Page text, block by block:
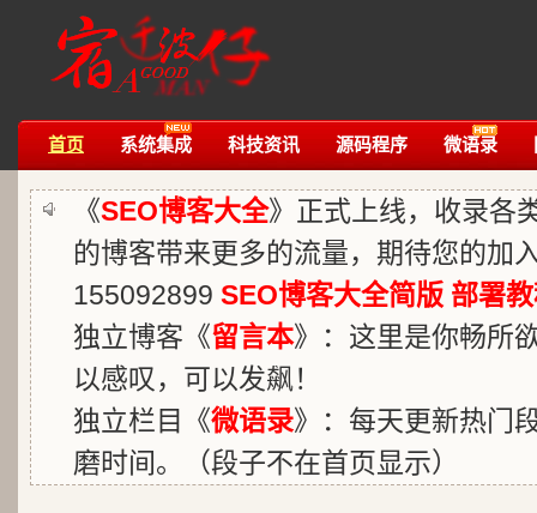
首页 系统集成 科技资讯 源码程序 微语录
《SEO博客大全》正式上线，收录各
的博客带来更多的流量，期待您的加
155092899 SEO博客大全简版 部署
独立博客《留言本》：这里是你畅所
以感叹，可以发飙！
独立栏目《微语录》：每天更新热门
磨时间。（段子不在首页显示）